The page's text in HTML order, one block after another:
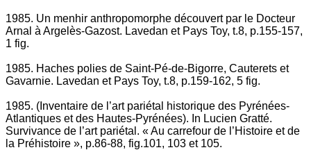
1985. Un menhir anthropomorphe découvert par le Docteur
Arnal à Argelès-Gazost. Lavedan et Pays Toy, t.8, p.155-157,
1 fig.
1985. Haches polies de Saint-Pé-de-Bigorre, Cauterets et
Gavarnie. Lavedan et Pays Toy, t.8, p.159-162, 5 fig.
1985. (Inventaire de l’art pariétal historique des Pyrénées-
Atlantiques et des Hautes-Pyrénées). In Lucien Gratté.
Survivance de l’art pariétal. « Au carrefour de l’Histoire et de
la Préhistoire », p.86-88, fig.101, 103 et 105.